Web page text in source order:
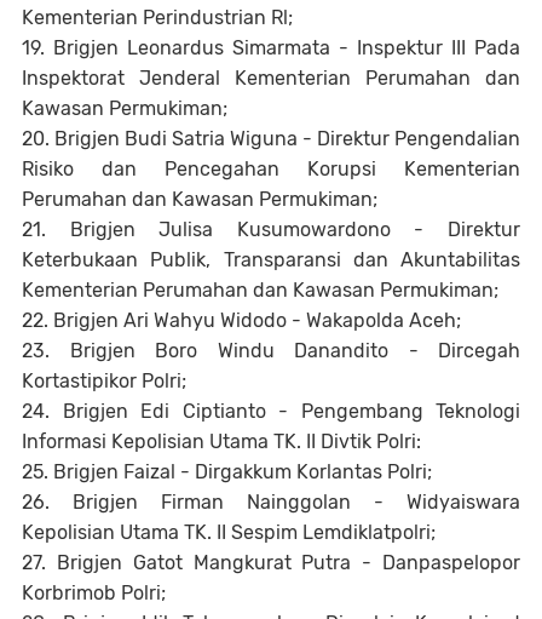
Kementerian Perindustrian Rl;
19. Brigjen Leonardus Simarmata - Inspektur III Pada
Inspektorat Jenderal Kementerian Perumahan dan
Kawasan Permukiman;
20. Brigjen Budi Satria Wiguna - Direktur Pengendalian
Risiko dan Pencegahan Korupsi Kementerian
Perumahan dan Kawasan Permukiman;
21. Brigjen Julisa Kusumowardono - Direktur
Keterbukaan Publik, Transparansi dan Akuntabilitas
Kementerian Perumahan dan Kawasan Permukiman;
22. Brigjen Ari Wahyu Widodo - Wakapolda Aceh;
23. Brigjen Boro Windu Danandito - Dircegah
Kortastipikor Polri;
24. Brigjen Edi Ciptianto - Pengembang Teknologi
Informasi Kepolisian Utama TK. II Divtik Polri:
25. Brigjen Faizal - Dirgakkum Korlantas Polri;
26. Brigjen Firman Nainggolan - Widyaiswara
Kepolisian Utama TK. II Sespim Lemdiklatpolri;
27. Brigjen Gatot Mangkurat Putra - Danpaspelopor
Korbrimob Polri;